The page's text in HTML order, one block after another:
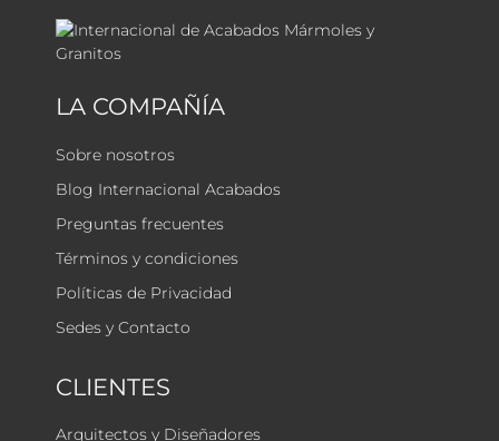
LA COMPAÑÍA
Sobre nosotros
Blog Internacional Acabados
Preguntas frecuentes
Términos y condiciones
Políticas de Privacidad
Sedes y Contacto
CLIENTES
Arquitectos y Diseñadores